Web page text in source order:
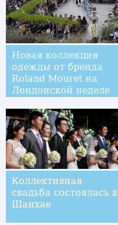
Новая коллекция
одежды от бренда
Roland Mouret на
Лондонской неделе
Коллективная
свадьба состоялась в
Шанхае